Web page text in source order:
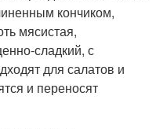
кончиком,
мясистая,
сладкий, с
для салатов и
и переносят